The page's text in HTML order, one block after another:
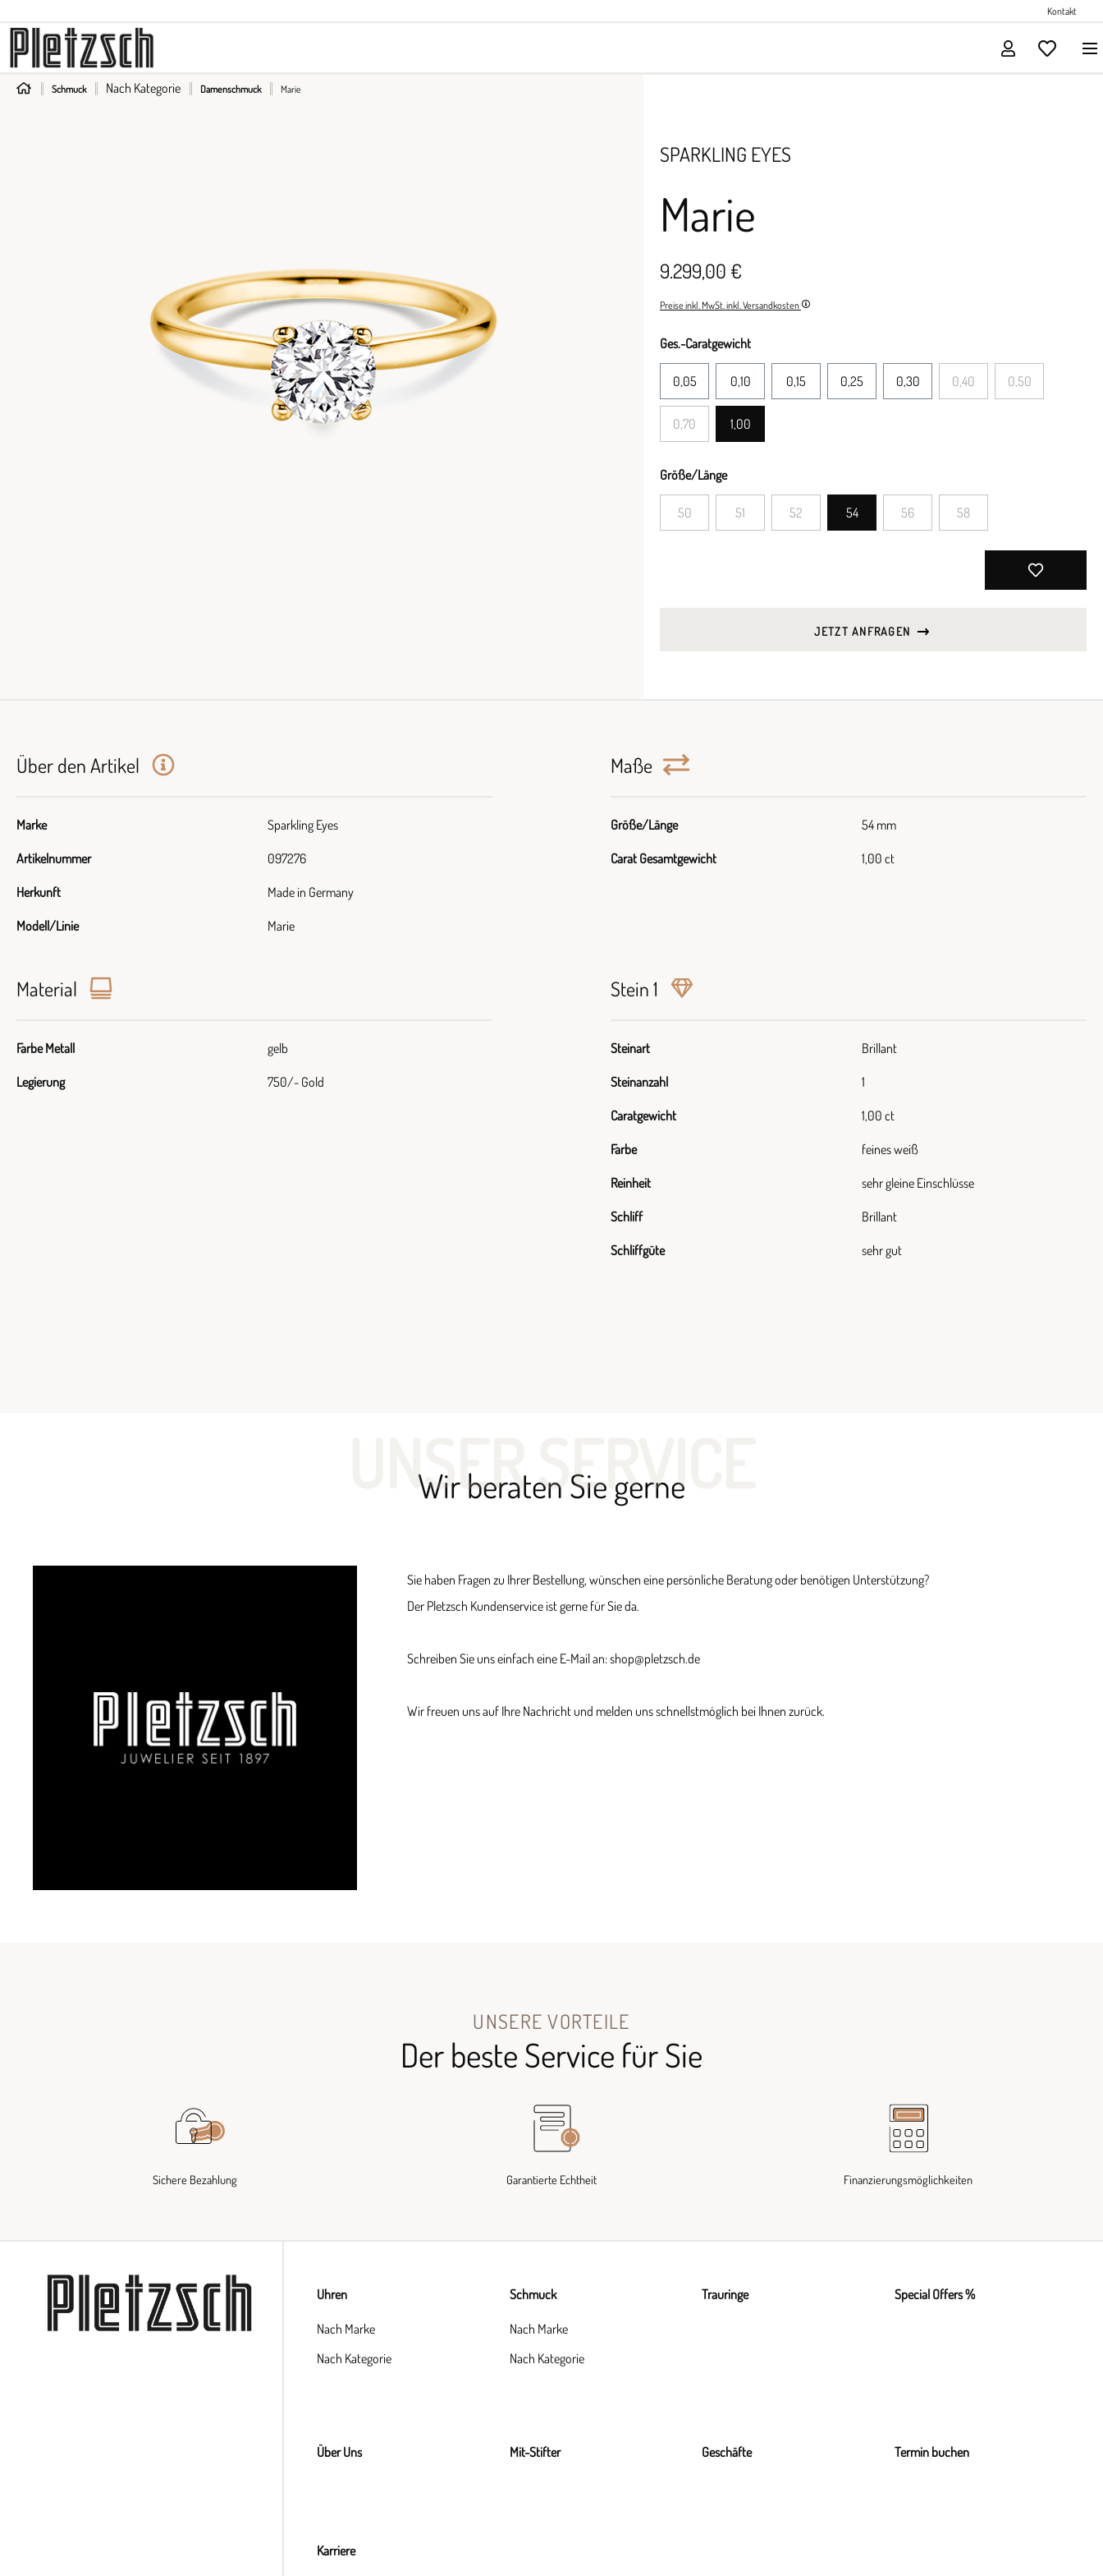
Kontakt
Maurice Lacroix
Gellner
Schmuck Nach Kategorie Damenschmuck Marie
SPARKLING EYES
Marie
9.299,00 €
Preise inkl. MwSt. inkl. Versandkosten
Ges.-Caratgewicht
0,05 0,10 0,15 0,25 0,30 0,40 0,50
0,70 1,00
Größe/Länge
50 51 52 54 56 58
JETZT ANFRAGEN
Über den Artikel
Marke Sparkling Eyes
Artikelnummer 097276
Herkunft Made in Germany
Modell/Linie Marie
Maße
Größe/Länge 54 mm
Carat Gesamtgewicht 1,00 ct
Material
Farbe Metall gelb
Legierung 750/- Gold
Stein 1
Steinart Brillant
Steinanzahl 1
Caratgewicht 1,00 ct
Farbe feines weiß
Reinheit sehr gleine Einschlüsse
Schliff Brillant
Schliffgüte sehr gut
UNSER SERVICE
Wir beraten Sie gerne
Sie haben Fragen zu Ihrer Bestellung, wünschen eine persönliche Beratung oder benötigen Unterstützung?
Der Pletzsch Kundenservice ist gerne für Sie da.
Schreiben Sie uns einfach eine E-Mail an: shop@pletzsch.de
Wir freuen uns auf Ihre Nachricht und melden uns schnellstmöglich bei Ihnen zurück.
UNSERE VORTEILE
Der beste Service für Sie
Sichere Bezahlung Garantierte Echtheit Finanzierungsmöglichkeiten
Uhren
Nach Marke
Nach Kategorie
Schmuck
Nach Marke
Nach Kategorie
Trauringe Special Offers %
Über Uns Mit-Stifter Geschäfte Termin buchen
Karriere